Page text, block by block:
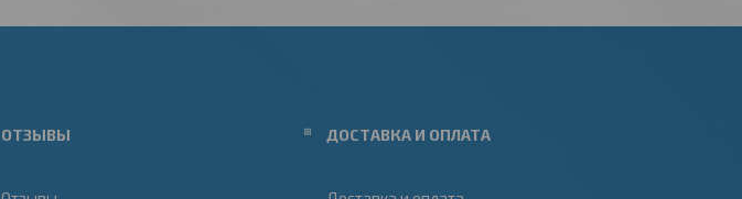
ОТЗЫВЫ ДОСТАВКА И ОПЛАТА